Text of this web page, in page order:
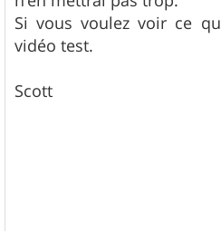
Si vous voulez voir ce
vidéo test.
Scott